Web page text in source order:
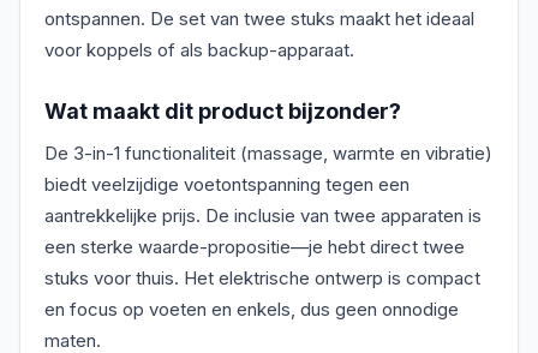
ontspannen. De set van twee stuks maakt het ideaal
voor koppels of als backup-apparaat.
Wat maakt dit product bijzonder?
De 3-in-1 functionaliteit (massage, warmte en vibratie)
biedt veelzijdige voetontspanning tegen een
aantrekkelijke prijs. De inclusie van twee apparaten is
een sterke waarde-propositie—je hebt direct twee
stuks voor thuis. Het elektrische ontwerp is compact
en focus op voeten en enkels, dus geen onnodige
maten.